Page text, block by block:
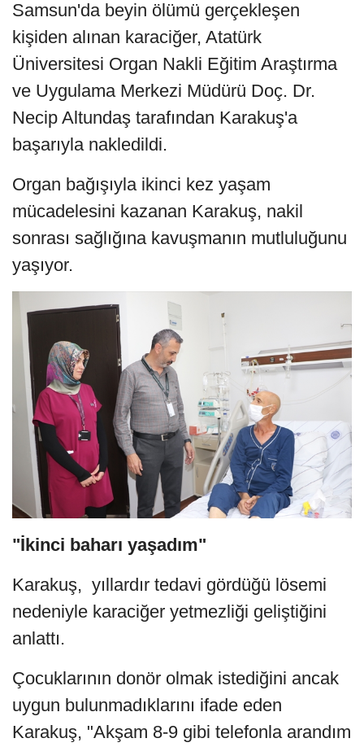
Samsun'da beyin ölümü gerçekleşen
kişiden alınan karaciğer, Atatürk
Üniversitesi Organ Nakli Eğitim Araştırma
ve Uygulama Merkezi Müdürü Doç. Dr.
Necip Altundaş tarafından Karakuş'a
başarıyla nakledildi.
Organ bağışıyla ikinci kez yaşam
mücadelesini kazanan Karakuş, nakil
sonrası sağlığına kavuşmanın mutluluğunu
yaşıyor.
"İkinci baharı yaşadım"
Karakuş, yıllardır tedavi gördüğü lösemi
nedeniyle karaciğer yetmezliği geliştiğini
anlattı.
Çocuklarının donör olmak istediğini ancak
uygun bulunmadıklarını ifade eden
Karakuş, "Akşam 8-9 gibi telefonla arandım